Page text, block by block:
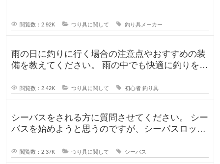
閲覧数：2.92K つり具に関して 釣り具メーカー
雨の日に釣りに行く場合の注意点やおすすめの装
備を教えてください。 雨の中でも快適に釣りを楽
閲覧数：2.42K つり具に関して 初心者 釣り具
シーバスをされる方に質問させてください。 シー
バスを始めようと思うのですが、シーバスロッド
閲覧数：2.37K つり具に関して シーバス